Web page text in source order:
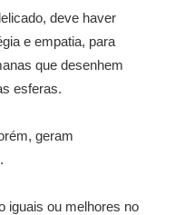
deve haver
e empatia, para
que desenhem
esferas.
geram
iguais ou melhores no